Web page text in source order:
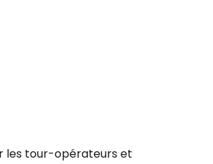
les tour-opérateurs et